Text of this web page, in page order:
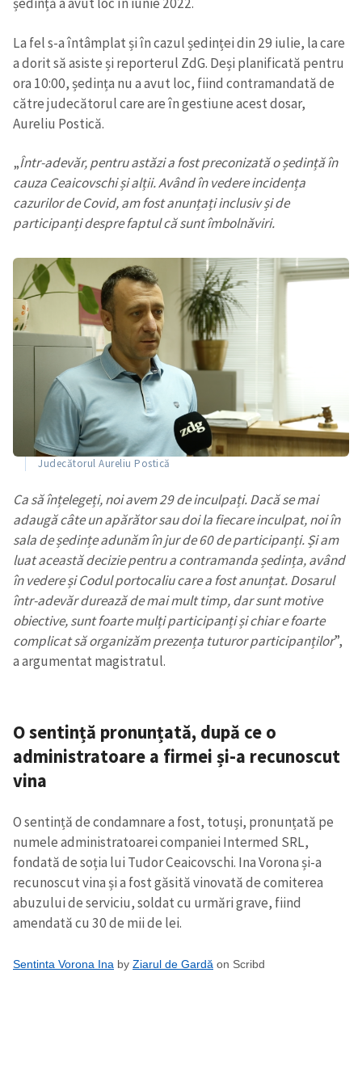
La fel s-a întâmplat și în cazul ședinței din 29 iulie, la care
a dorit să asiste și reporterul ZdG. Deși planificată pentru
ora 10:00, ședința nu a avut loc, fiind contramandată de
către judecătorul care are în gestiune acest dosar,
Aureliu Postică.
„Într-adevăr, pentru astăzi a fost preconizată o ședință în
cauza Ceaicovschi și alții. Având în vedere incidența
cazurilor de Covid, am fost anunțați inclusiv și de
participanți despre faptul că sunt îmbolnăviri.
Judecătorul Aureliu Postică
Ca să înțelegeți, noi avem 29 de inculpați. Dacă se mai
adaugă câte un apărător sau doi la fiecare inculpat, noi în
sala de ședințe adunăm în jur de 60 de participanți. Și am
luat această decizie pentru a contramanda ședința, având
în vedere și Codul portocaliu care a fost anunțat. Dosarul
într-adevăr durează de mai mult timp, dar sunt motive
obiective, sunt foarte mulți participanți și chiar e foarte
complicat să organizăm prezența tuturor participanților”,
a argumentat magistratul.
O sentință pronunțată, după ce o
administratoare a firmei și-a recunoscut
vina
O sentință de condamnare a fost, totuși, pronunțată pe
numele administratoarei companiei Intermed SRL,
fondată de soția lui Tudor Ceaicovschi. Ina Vorona și-a
recunoscut vina și a fost găsită vinovată de comiterea
abuzului de serviciu, soldat cu urmări grave, fiind
amendată cu 30 de mii de lei.
Sentinta Vorona Ina by Ziarul de Gardă on Scribd